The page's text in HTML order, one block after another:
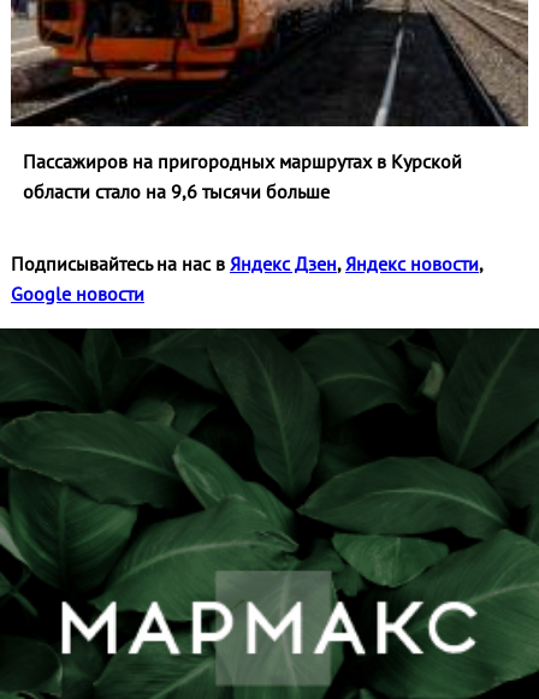
Пассажиров на пригородных маршрутах в Курской
области стало на 9,6 тысячи больше
Подписывайтесь на нас в Яндекс Дзен, Яндекс новости,
Google новости